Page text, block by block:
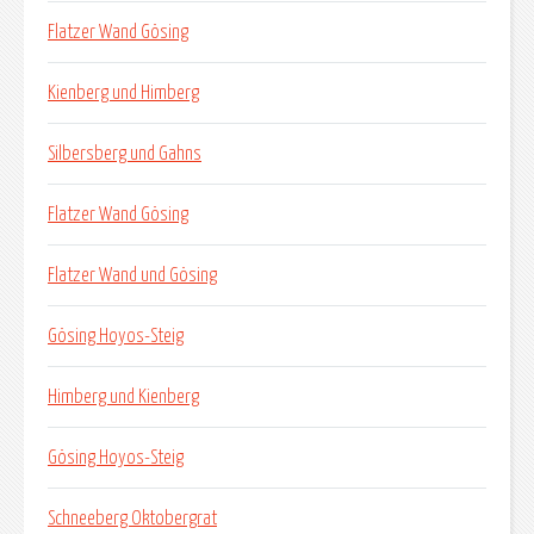
Flatzer Wand Gösing
Kienberg und Himberg
Silbersberg und Gahns
Flatzer Wand Gösing
Flatzer Wand und Gösing
Gösing Hoyos-Steig
Himberg und Kienberg
Gösing Hoyos-Steig
Schneeberg Oktobergrat